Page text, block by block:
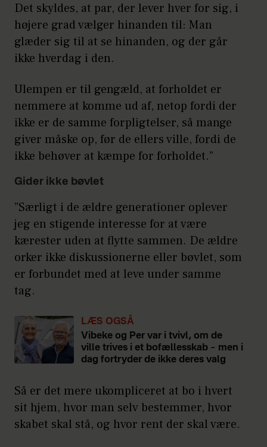
Det skyldes, at par, der lever hver for sig, i
højere grad vælger hinanden til: Man
glæder sig til at se hinanden, og der går
ikke hverdag i den.
Ulempen er til gengæld, at forholdet er
nemmere at komme ud af, netop fordi der
ikke er de samme forpligtelser, så mange
giver måske op, før de ellers ville, fordi de
ikke behøver at kæmpe for forholdet.”
Gider ikke bøvlet
”Særligt i de ældre generationer oplever
jeg en stigende interesse for at være
kærester uden at flytte sammen. De ældre
orker ikke diskussionerne eller bøvlet, som
er forbundet med at leve under samme
tag.
LÆS OGSÅ
Vibeke og Per var i tvivl, om de
ville trives i et bofællesskab – men i
dag fortryder de ikke deres valg
Så er det mere ukompliceret at bo i hvert
sit hjem, hvor man selv bestemmer, hvor
skabet skal stå, og hvor rent der skal være.